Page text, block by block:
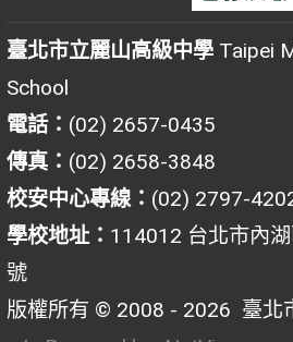
臺北市立麗山高級中學 Taipei
School
電話： (02) 2657-0435
傳真： (02) 2658-3848
校安中心專線： (02) 2797-
學校地址： 114012 台北市內
號
版權所有 © 2008 - 2026 臺北